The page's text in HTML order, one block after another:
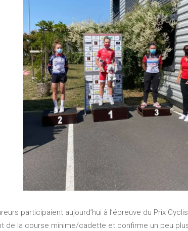
participaient aujourd’hui à l’épreuve du Prix
de la course minime/cadette et confirme un peu